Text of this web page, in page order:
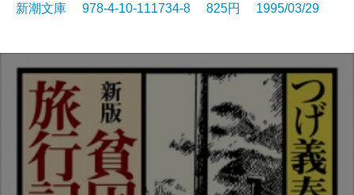
新潮文庫 978-4-10-111734-8 825円 1995/03/29